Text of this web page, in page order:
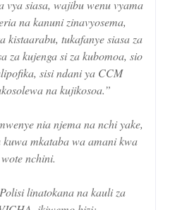
vya siasa, wajibu wenu vyama
na kanuni zinavyosema,
kistaarabu, tukafanye siasa za
za kujenga si za kubomoa, sio
sisi ndani ya CCM
na kujikosoa.”
nia njema na nchi yake,
kuwa mkataba wa amani kwa
nchini.
linatokana na kauli za